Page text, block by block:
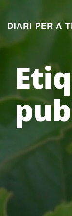
contingut
DIARI PER A